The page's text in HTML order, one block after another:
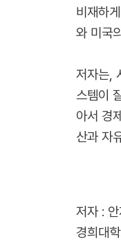
비재하
와 미국
저자는,
스템이
아서 경
산과 자
저자 :
경희대